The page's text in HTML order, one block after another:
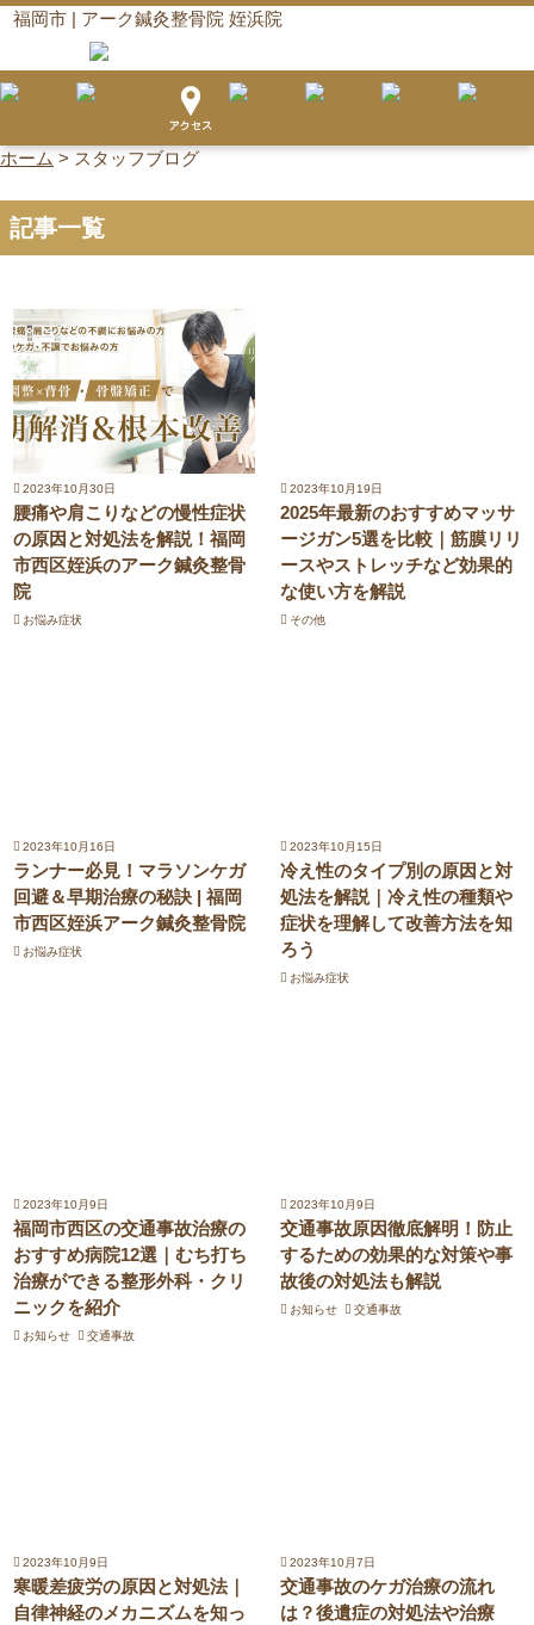
福岡市 | アーク鍼灸整骨院 姪浜院
ホーム > スタッフブログ
記事一覧
2023年10月30日
腰痛や肩こりなどの慢性症状
の原因と対処法を解説！福岡
市西区姪浜のアーク鍼灸整骨
院
お悩み症状
2023年10月19日
2025年最新のおすすめマッサ
ージガン5選を比較｜筋膜リリ
ースやストレッチなど効果的
な使い方を解説
その他
2023年10月16日
ランナー必見！マラソンケガ
回避＆早期治療の秘訣 | 福岡
市西区姪浜アーク鍼灸整骨院
お悩み症状
2023年10月15日
冷え性のタイプ別の原因と対
処法を解説｜冷え性の種類や
症状を理解して改善方法を知
ろう
お悩み症状
2023年10月9日
福岡市西区の交通事故治療の
おすすめ病院12選｜むち打ち
治療ができる整形外科・クリ
ニックを紹介
お知らせ 交通事故
2023年10月9日
交通事故原因徹底解明！防止
するための効果的な対策や事
故後の対処法も解説
お知らせ 交通事故
2023年10月9日
寒暖差疲労の原因と対処法｜
自律神経のメカニズムを知っ
2023年10月7日
交通事故のケガ治療の流れ
は？後遺症の対処法や治療